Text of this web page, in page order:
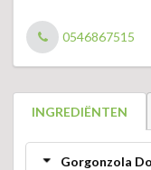
0546867515
INGREDIËNTEN
Gorgonzola